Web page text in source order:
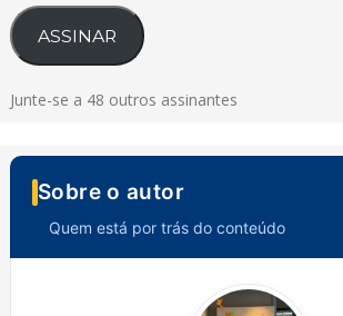
mail
ASSINAR
Junte-se a 48 outros assinantes
Sobre o autor
Quem está por trás do conteúdo